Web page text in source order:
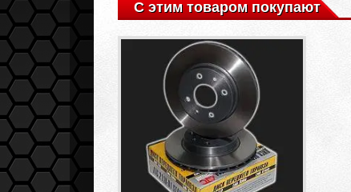
С этим товаром покупают